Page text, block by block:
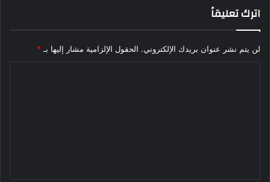
اترك تعليقاً
لن يتم نشر عنوان بريدك الإلكتروني. الحقول الإلزامية مشار إليها بـ *